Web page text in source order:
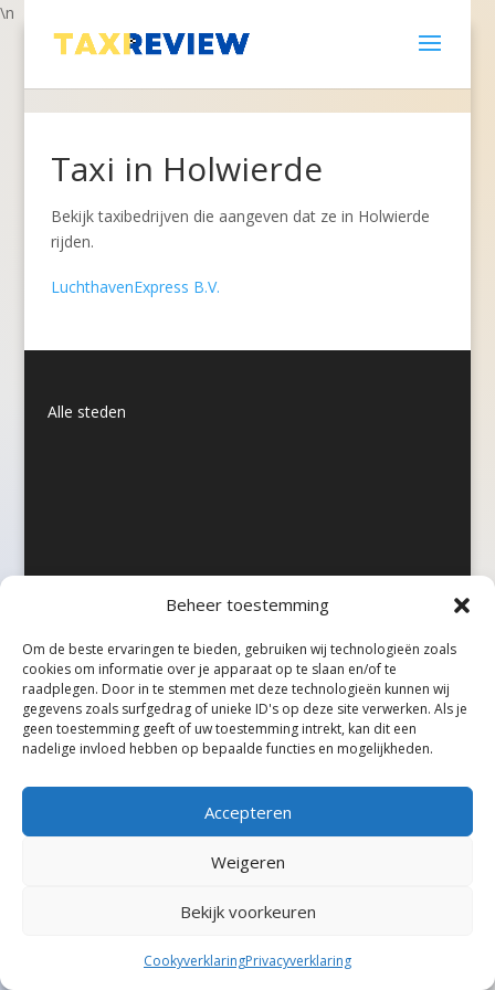
Beheer toestemming
Om de beste ervaringen te bieden, gebruiken wij technologieën zoals
cookies om informatie over je apparaat op te slaan en/of te
raadplegen. Door in te stemmen met deze technologieën kunnen wij
gegevens zoals surfgedrag of unieke ID's op deze site verwerken. Als je
geen toestemming geeft of uw toestemming intrekt, kan dit een
nadelige invloed hebben op bepaalde functies en mogelijkheden.
Accepteren
Weigeren
Bekijk voorkeuren
CookyverklaringPrivacyverklaring
\n
Taxi in Holwierde
Bekijk taxibedrijven die aangeven dat ze in Holwierde
rijden.
LuchthavenExpress B.V.
Alle steden
©Taxireview, alle rechten voorbehouden.